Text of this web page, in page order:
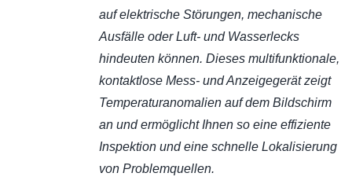
auf elektrische Störungen, mechanische
Ausfälle oder Luft- und Wasserlecks
hindeuten können. Dieses multifunktionale,
kontaktlose Mess- und Anzeigegerät zeigt
Temperaturanomalien auf dem Bildschirm
an und ermöglicht Ihnen so eine effiziente
Inspektion und eine schnelle Lokalisierung
von Problemquellen.